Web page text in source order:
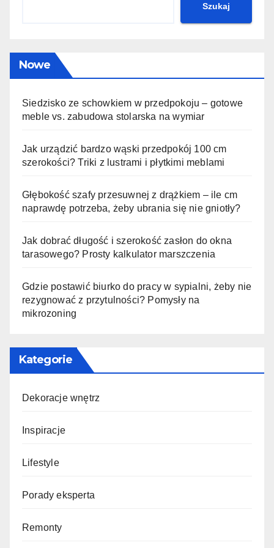
Szukaj
Nowe
Siedzisko ze schowkiem w przedpokoju – gotowe
meble vs. zabudowa stolarska na wymiar
Jak urządzić bardzo wąski przedpokój 100 cm
szerokości? Triki z lustrami i płytkimi meblami
Głębokość szafy przesuwnej z drążkiem – ile cm
naprawdę potrzeba, żeby ubrania się nie gniotły?
Jak dobrać długość i szerokość zasłon do okna
tarasowego? Prosty kalkulator marszczenia
Gdzie postawić biurko do pracy w sypialni, żeby nie
rezygnować z przytulności? Pomysły na
mikrozoning
Kategorie
Dekoracje wnętrz
Inspiracje
Lifestyle
Porady eksperta
Remonty